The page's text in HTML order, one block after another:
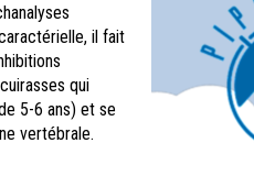
il fait
qui
5-6 ans) et se
vertébrale.